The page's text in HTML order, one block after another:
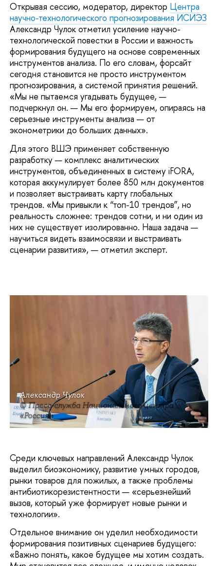
Открывая сессию, модератор, директор Центра
научно-технологического прогнозирования ИСИЭЗ
Александр Чулок отметил усиление научно-
технологической повестки в России и важность
формирования будущего на основе современных
инструментов анализа. По его словам, форсайт
сегодня становится не просто инструментом
прогнозирования, а системой принятия решений.
«Мы не пытаемся угадывать будущее, —
подчеркнул он. — Мы его формируем, опираясь на
серьезные инструменты анализа — от
эконометрики до больших данных».
Для этого ВШЭ применяет собственную
разработку — комплекс аналитических
инструментов, объединенных в систему iFORA,
которая аккумулирует более 850 млн документов
и позволяет выстраивать карту глобальных
трендов. «Мы привыкли к “топ-10 трендов”, но
реальность сложнее: трендов сотни, и ни один из
них не существует изолированно. Наша задача —
научиться видеть взаимосвязи и выстраивать
сценарии развития», — отметил эксперт.
Александр Чулок
© Пресс-служба Национального центра
«Россия»
Среди ключевых направлений Александр Чулок
выделил биоэкономику, развитие умных городов,
рынки товаров для пожилых, а также проблемы
антибиотикорезистентности — «серьезнейший
вызов, который уже формирует новые рынки и
технологии».
Отдельное внимание он уделил необходимости
формирования позитивных сценариев будущего:
«Важно понять, какое будущее мы хотим создать.